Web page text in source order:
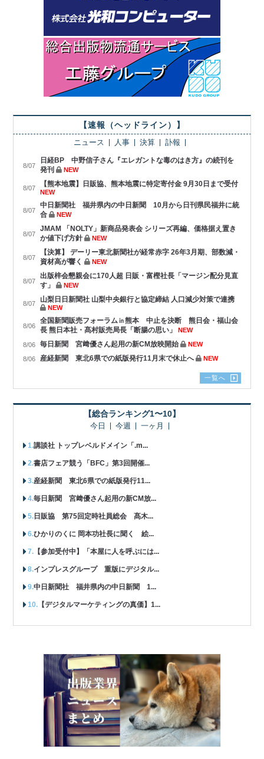
【速報（ヘッドライン）】
ニュース 人事 決算 訃報
8/07
日経BP 中野信子さん『エレガントな毒のはき方』の続刊を
発刊
NEW
8/07 【熊本地震】日販協、熊本地震に特定寄付金 9月30日まで受付
NEW
8/07
中日新聞社 福井県内の中日新聞 10月から日刊県民福井に統
合
NEW
8/07
JMAM 「NOLTY」新商品発表会 シリーズ再編、価格据え置き
か値下げ方針
NEW
8/07
【決算】 デーリー東北新聞社が経常赤字 26年3月期、部数減・
資材高が響く
NEW
8/07
出版梓会懇親会に170人超 日販・富樫社長「マージン配分見直
す」
NEW
8/07 山梨日日新聞社 山梨中央銀行と協定締結 人口減少対策で連携
NEW
8/06
全国新聞販売フォーラム㏌熊本 中止を決断 熊日会・福山会
長 熊日本社・髙村販売局長「断腸の思い」
NEW
8/06 毎日新聞 宮﨑優さん起用の新CM放映開始 NEW
8/06 産経新聞 東北6県での紙版発行11月末で休止へ NEW
一覧へ
【総合ランキング1〜10】
今日 今週 一ヶ月
講談社 トップレベルドメイン「.m...
書店フェア競う「BFC」第3回開催...
産経新聞 東北6県での紙版発行11...
毎日新聞 宮﨑優さん起用の新CM放...
日販協 第75回定時社員総会 髙木...
ひかりのくに 岡本功社長に聞く 絵...
【参加受付中】「本屋に人を呼ぶには...
インプレスグループ 重版にデジタル...
中日新聞社 福井県内の中日新聞 1...
【デジタルマーケティングの真価】1...